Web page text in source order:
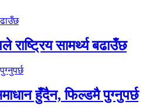
सामर्थ्य बढाउँछ
हुँदैन, फिल्डमै पुग्नुपर्छ